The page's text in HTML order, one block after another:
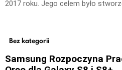
2017 roku. Jego celem było
Bez kategorii
Samsung Rozpoczyna